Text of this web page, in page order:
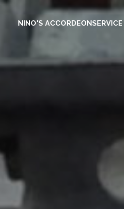
NINO'S ACCORDEONSERVICE